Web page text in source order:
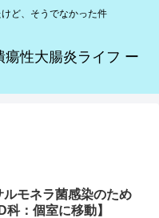
ど、そうでなかった件
性大腸炎ライフ ー
ルモネラ菌感染のため
科：個室に移動】